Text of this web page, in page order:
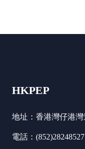
HKPEP
地址：香港灣仔港
電話：(852)28248527